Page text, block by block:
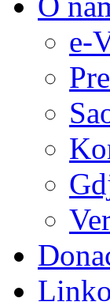
e-